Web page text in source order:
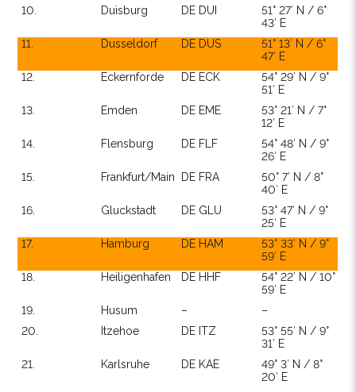
10.
Duisburg DE DUI
51° 27′ N / 6°
43′ E
11.
Dusseldorf DE DUS
51° 13′ N / 6°
47′ E
12.
Eckernforde DE ECK
54° 29′ N / 9°
51′ E
13.
Emden DE EME
53° 21′ N / 7°
12′ E
14.
Flensburg DE FLF
54° 48′ N / 9°
26′ E
15.
Frankfurt/Main DE FRA
50° 7′ N / 8°
40′ E
16.
Gluckstadt DE GLU
53° 47′ N / 9°
25′ E
17.
Hamburg DE HAM
53° 33′ N / 9°
59′ E
18.
Heiligenhafen DE HHF
54° 22′ N / 10°
59′ E
19.
Husum –
–
20.
Itzehoe DE ITZ
53° 55′ N / 9°
31′ E
21.
Karlsruhe DE KAE
49° 3′ N / 8°
20′ E